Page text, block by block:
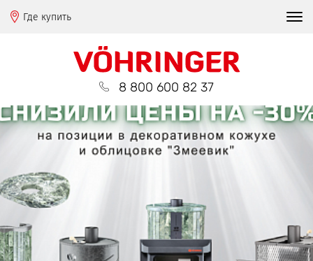
Где купить
8 800 600 82 37